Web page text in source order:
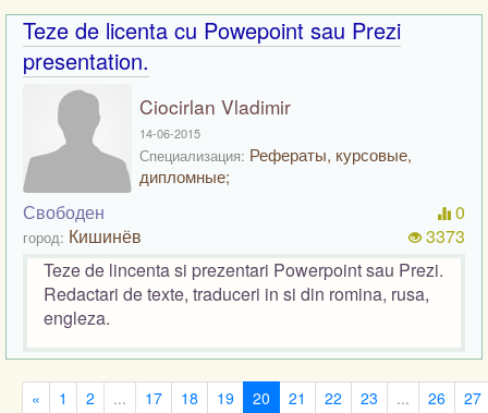
Teze de licenta cu Powepoint sau Prezi
presentation.
Ciocirlan Vladimir
14-06-2015
Специализация: Рефераты, курсовые,
дипломные;
Свободен
город: Кишинёв
0
3373
Teze de lincenta si prezentari Powerpoint sau Prezi.
Redactari de texte, traduceri in si din romina, rusa,
engleza.
« 1 2 ... 17 18 19 20 21 22 23 ... 26 27